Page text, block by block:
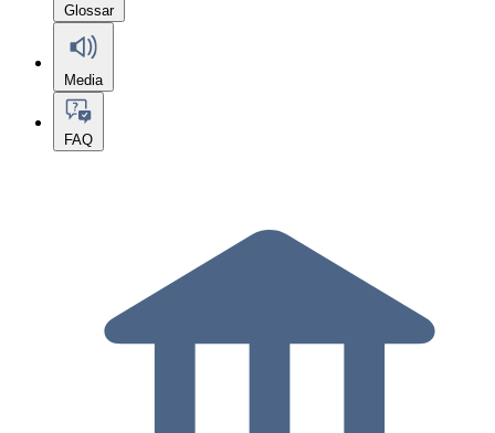
Glossar
Media
FAQ